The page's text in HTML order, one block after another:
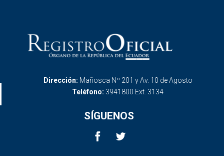
Dirección: Mañosca Nº 201 y Av. 10 de Agosto
Teléfono: 3941800 Ext. 3134
SÍGUENOS